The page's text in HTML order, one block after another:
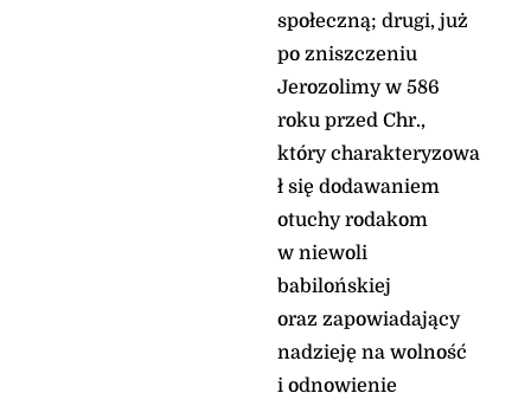
społeczną; drugi, już
po zniszczeniu
Jerozolimy w 586
roku przed Chr.,
który charakteryzowa
ł się dodawaniem
otuchy rodakom
w niewoli
babilońskiej
oraz zapowiadający
nadzieję na wolność
i odnowienie